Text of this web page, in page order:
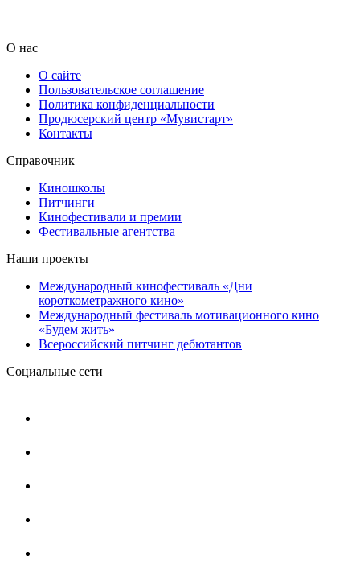
О нас
О сайте
Пользовательское соглашение
Политика конфиденциальности
Продюсерский центр «Мувистарт»
Контакты
Справочник
Киношколы
Питчинги
Кинофестивали и премии
Фестивальные агентства
Наши проекты
Международный кинофестиваль «Дни
короткометражного кино»
Международный фестиваль мотивационного кино
«Будем жить»
Всероссийский питчинг дебютантов
Социальные сети